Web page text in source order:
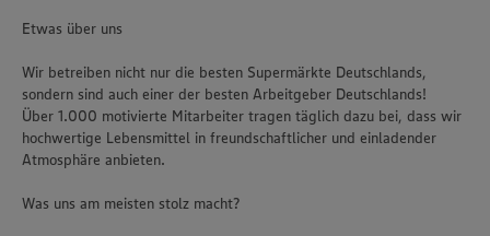
Etwas über uns
Wir betreiben nicht nur die besten Supermärkte Deutschlands,
sondern sind auch einer der besten Arbeitgeber Deutschlands!
Über 1.000 motivierte Mitarbeiter tragen täglich dazu bei, dass wir
hochwertige Lebensmittel in freundschaftlicher und einladender
Atmosphäre anbieten.
Was uns am meisten stolz macht?